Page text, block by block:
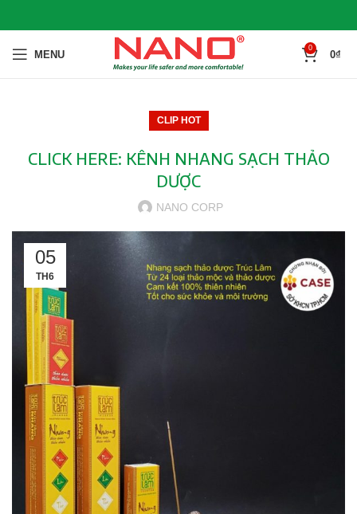
MENU
0
0₫
CLIP HOT
CLICK HERE: KÊNH NHANG SẠCH THẢO
DƯỢC
NANO CORP
05
TH6